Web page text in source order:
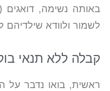
באותה נשימה, דואגים
לשמור ולוודא שילדיהם
קבלה ללא תנאי
ראשית, בואו נדבר על